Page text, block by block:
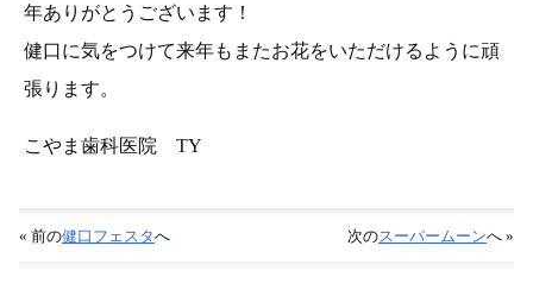
年ありがとうございます！
健口に気をつけて来年もまたお花をいただけるように頑
張ります。
こやま歯科医院 TY
« 前の健口フェスタへ 次のスーパームーンへ »